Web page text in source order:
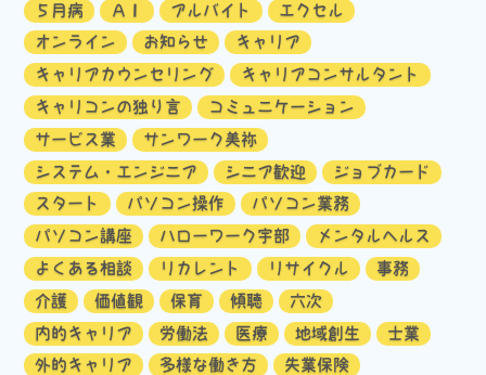
５月病 ＡＩ アルバイト
エクセル
オンライン
お知らせ
キャリア
キャリアカウンセリング
キャリアコンサルタント
キャリコンの独り言
コミュニケーション
サービス業
サンワーク美祢
システム・エンジニア
シニア歓迎
ジョブカード
スタート
パソコン操作
パソコン業務
パソコン講座
ハローワーク宇部
メンタルヘルス
よくある相談
リカレント リサイクル
事務
介護
価値観 保育 傾聴
六次
内的キャリア
労働法 医療 地域創生
士業
外的キャリア
多様な働き方
失業保険